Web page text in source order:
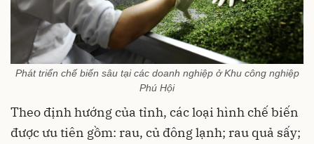
Phát triển chế biến sâu tại các doanh nghiệp ở Khu công nghiệp
Phú Hội
Theo định hướng của tỉnh, các loại hình chế biến
được ưu tiên gồm: rau, củ đông lạnh; rau quả sấy;